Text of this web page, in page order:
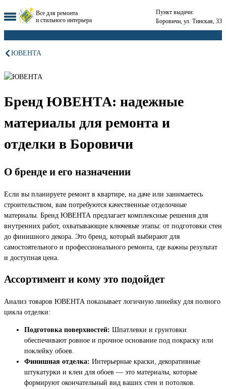
Все для ремонта
и стильного интерьера
Пункт выдачи:
Боровичи, ул. Тинская, 33
ЮВЕНТА
Бренд ЮВЕНТА: надежные
материалы для ремонта и
отделки в Боровичи
О бренде и его назначении
Если вы планируете ремонт в квартире, на даче или занимаетесь
строительством, вам потребуются качественные отделочные
материалы. Бренд ЮВЕНТА предлагает комплексные решения для
внутренних работ, охватывающие ключевые этапы: от подготовки стен
до финишного декора. Это бренд, который выбирают для
самостоятельного и профессионального ремонта, где важны результат
и доступная цена.
Ассортимент и кому это подойдет
Анализ товаров ЮВЕНТА показывает логичную линейку для полного
цикла отделки:
Подготовка поверхностей: Шпатлевки и грунтовки
обеспечивают ровное и прочное основание под покраску или
поклейку обоев.
Финишная отделка: Интерьерные краски, декоративные
штукатурки и клеи для обоев — это материалы, которые
формируют окончательный вид ваших стен и потолков.